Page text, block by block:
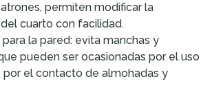
permiten modificar la
cuarto con facilidad.
la pared: evita manchas y
pueden ser ocasionadas por el uso
por el contacto de almohadas y